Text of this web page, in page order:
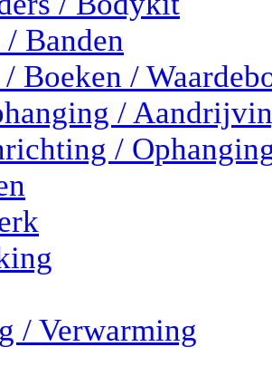
Banden
Boeken /
/
/
/ Verwarming